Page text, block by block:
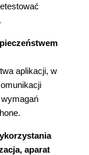
z usługą
Windows
Notepad z
aplikacji, w
aparat